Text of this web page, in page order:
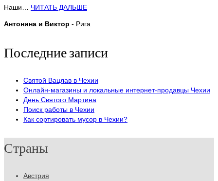
Наши… ЧИТАТЬ ДАЛЬШЕ
Антонина и Виктор - Рига
Последние записи
Святой Вацлав в Чехии
Онлайн-магазины и локальные интернет-продавцы Чехии
День Святого Мартина
Поиск работы в Чехии
Как сортировать мусор в Чехии?
Страны
Австрия